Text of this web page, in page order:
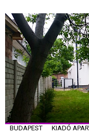
BUDAPEST KIADÓ